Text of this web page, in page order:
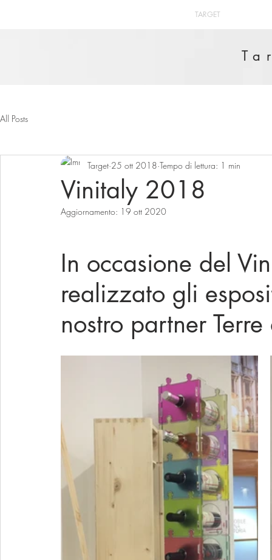
TARGET
All Posts
Vinitaly 2018
Target 25 ott 2018 Tempo di lettura: 1 min
Aggiornamento: 19 ott 2020
In occasione del
realizzato gli
nostro partner